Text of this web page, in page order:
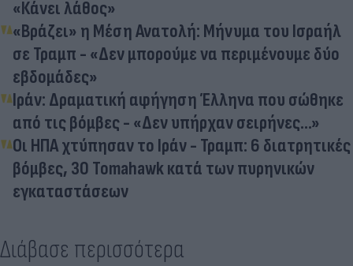
«Κάνει λάθος»
«Βράζει» η Μέση Ανατολή: Μήνυμα του Ισραήλ
σε Τραμπ - «Δεν μπορούμε να περιμένουμε δύο
εβδομάδες»
Ιράν: Δραματική αφήγηση Έλληνα που σώθηκε
από τις βόμβες - «Δεν υπήρχαν σειρήνες...»
Οι ΗΠΑ χτύπησαν το Ιράν - Τραμπ: 6 διατρητικές
βόμβες, 30 Tomahawk κατά των πυρηνικών
εγκαταστάσεων
Διάβασε περισσότερα